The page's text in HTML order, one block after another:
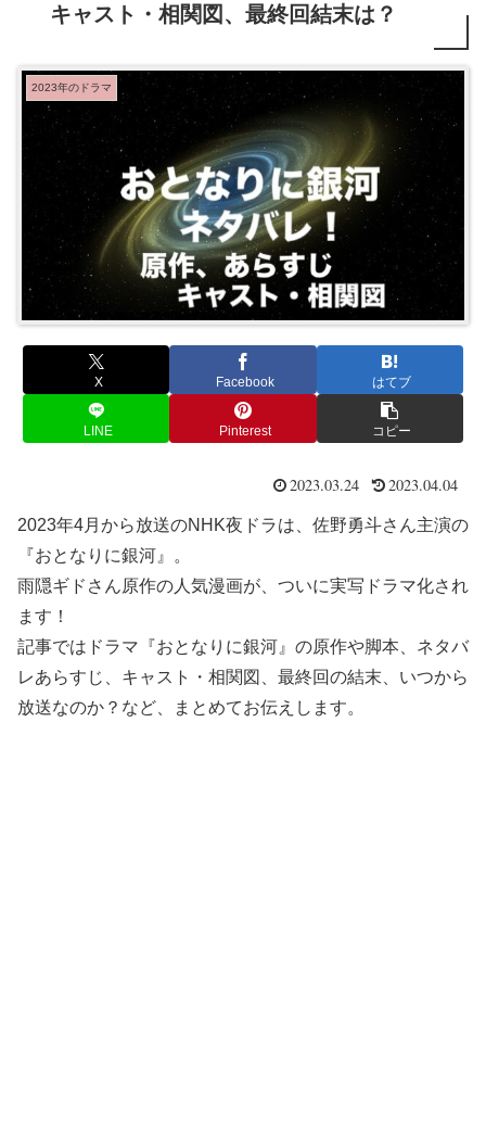
キャスト・相関図、最終回結末は？
2023年のドラマ
X Facebook はてブ
LINE Pinterest コピー
2023.03.24 2023.04.04
2023年4月から放送のNHK夜ドラは、佐野勇斗さん主演の
『おとなりに銀河』。
雨隠ギドさん原作の人気漫画が、ついに実写ドラマ化され
ます！
記事ではドラマ『おとなりに銀河』の原作や脚本、ネタバ
レあらすじ、キャスト・相関図、最終回の結末、いつから
放送なのか？など、まとめてお伝えします。